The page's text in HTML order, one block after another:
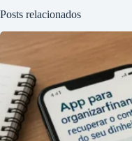
Posts relacionados